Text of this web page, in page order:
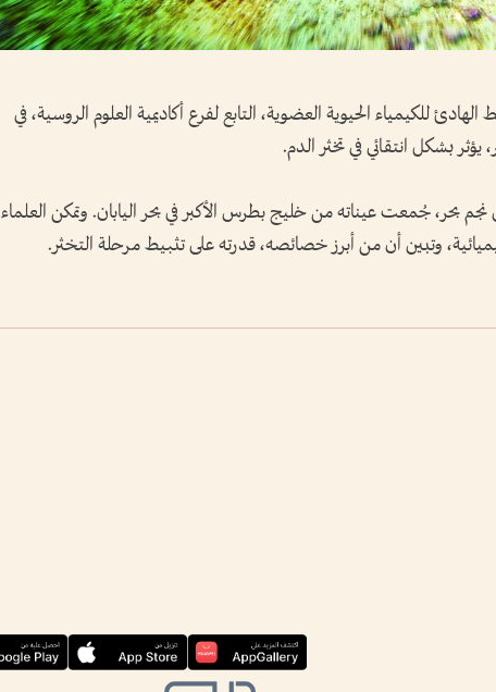
للكيمياء الحيوية العضوية، التابع لفرع أكاديمية العلوم الروسية، في
بشكل انتقائي في تخثر الدم.
بحر، جُمعت عيناته من خليج بطرس الأكبر في بحر اليابان. وتمكن العلماء
وتبين أن من أبرز خصائصه، قدرته على تثبيط مرحلة التخثر.